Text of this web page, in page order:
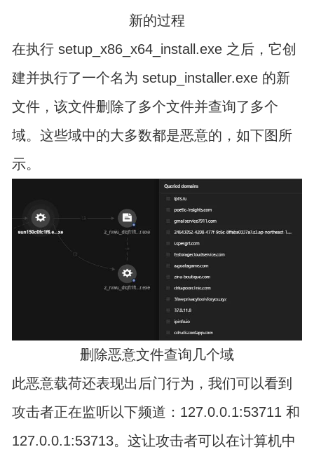
新的过程
在执行 setup_x86_x64_install.exe 之后，它创
建并执行了一个名为 setup_installer.exe 的新
文件，该文件删除了多个文件并查询了多个
域。这些域中的大多数都是恶意的，如下图所
示。
删除恶意文件查询几个域
此恶意载荷还表现出后门行为，我们可以看到
攻击者正在监听以下频道：127.0.0.1:53711 和
127.0.0.1:53713。这让攻击者可以在计算机中